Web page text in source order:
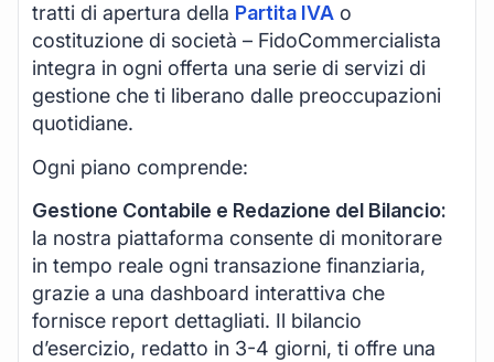
tratti di apertura della Partita IVA o
costituzione di società – FidoCommercialista
integra in ogni offerta una serie di servizi di
gestione che ti liberano dalle preoccupazioni
quotidiane.
Ogni piano comprende:
Gestione Contabile e Redazione del Bilancio:
la nostra piattaforma consente di monitorare
in tempo reale ogni transazione finanziaria,
grazie a una dashboard interattiva che
fornisce report dettagliati. Il bilancio
d’esercizio, redatto in 3-4 giorni, ti offre una